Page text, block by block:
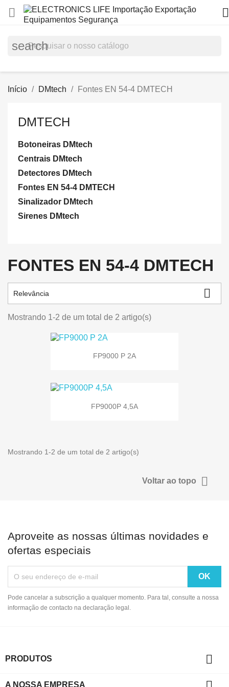
 
search
Início DMtech Fontes EN 54-4 DMTECH
DMTECH
Botoneiras DMtech
Centrais DMtech
Detectores DMtech
Fontes EN 54-4 DMTECH
Sinalizador DMtech
Sirenes DMtech
FONTES EN 54-4 DMTECH
Relevância 
Mostrando 1-2 de um total de 2 artigo(s)
FP9000 P 2A
FP9000P 4,5A
Mostrando 1-2 de um total de 2 artigo(s)
Voltar ao topo 
Aproveite as nossas últimas novidades e
ofertas especiais
Pode cancelar a subscrição a qualquer momento. Para tal, consulte a nossa
informação de contacto na declaração legal.
PRODUTOS 
A NOSSA EMPRESA